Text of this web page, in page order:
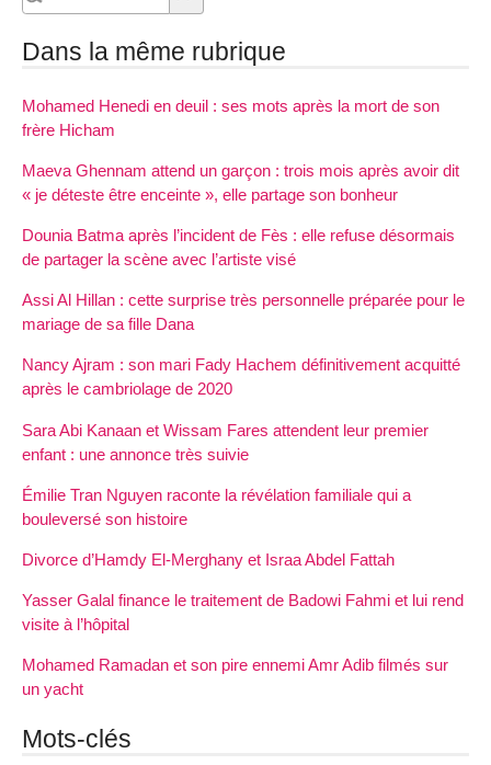
Dans la même rubrique
Mohamed Henedi en deuil : ses mots après la mort de son
frère Hicham
Maeva Ghennam attend un garçon : trois mois après avoir dit
« je déteste être enceinte », elle partage son bonheur
Dounia Batma après l’incident de Fès : elle refuse désormais
de partager la scène avec l’artiste visé
Assi Al Hillan : cette surprise très personnelle préparée pour le
mariage de sa fille Dana
Nancy Ajram : son mari Fady Hachem définitivement acquitté
après le cambriolage de 2020
Sara Abi Kanaan et Wissam Fares attendent leur premier
enfant : une annonce très suivie
Émilie Tran Nguyen raconte la révélation familiale qui a
bouleversé son histoire
Divorce d’Hamdy El-Merghany et Israa Abdel Fattah
Yasser Galal finance le traitement de Badowi Fahmi et lui rend
visite à l’hôpital
Mohamed Ramadan et son pire ennemi Amr Adib filmés sur
un yacht
Mots-clés